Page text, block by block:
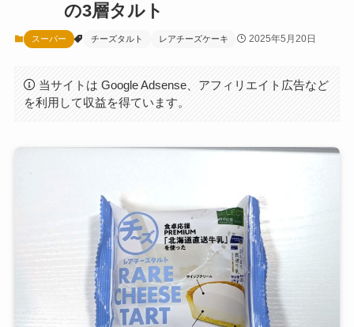
の3層タルト
スーパー チーズタルト レアチーズケーキ 2025年5月20日
当サイトは Google Adsense、アフィリエイト広告など
を利用して収益を得ています。